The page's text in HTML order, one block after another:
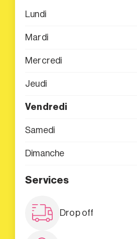
Lundi
Mardi
Mercredi
Jeudi
Vendredi
Samedi
Dimanche
Services
Drop off